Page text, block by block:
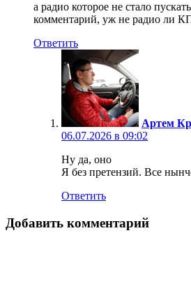
а радио которое не стало
комментарий, уж не радио ли КП
Ответить
Артем
06.07.2026 в 09:02
Ну да, оно
Я без претензий. Все
Ответить
Добавить комментарий